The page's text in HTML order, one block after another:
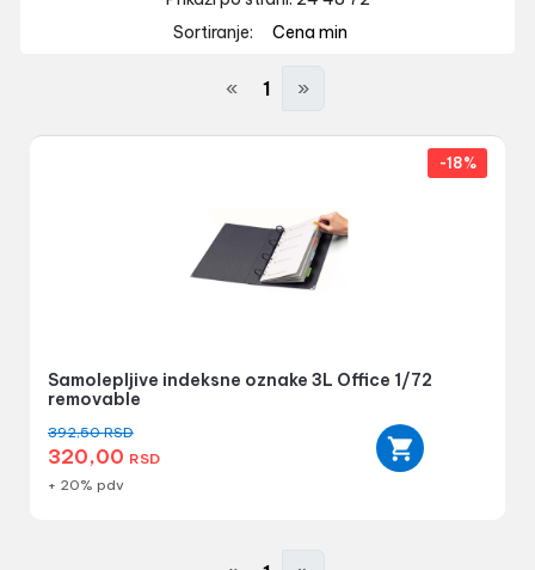
Sortiranje:
Cena min
« 1 »
Samolepljive indeksne oznake 3L Office 1/72
removable
392,50RSD
320,00 RSD
-18%
+ 20% pdv